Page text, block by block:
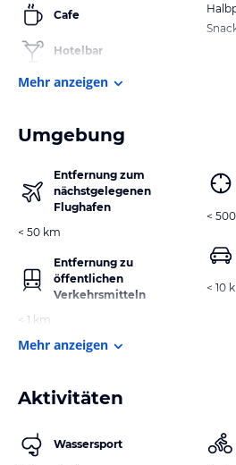
Cafe
Hotelbar
Mehr anzeigen
Umgebung
Entfernung zum
nächstgelegenen
Flughafen
< 50 km
Entfernung zu
öffentlichen
Verkehrsmitteln
< 1 km
<
< 10
Mehr anzeigen
Aktivitäten
Wassersport